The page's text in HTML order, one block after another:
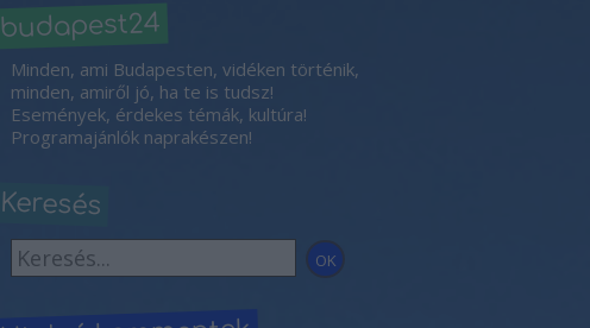
budapest24
Minden, ami Budapesten, vidéken történik,
minden, amiről jó, ha te is tudsz!
Események, érdekes témák, kultúra!
Programajánlók naprakészen!
Keresés